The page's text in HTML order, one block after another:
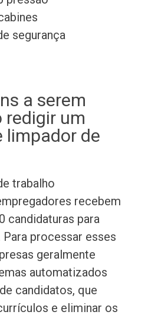
segurança
a serem
redigir um
limpador de
trabalho
recebem
candidaturas para
Para processar esses
geralmente
automatizados
candidatos, que
e eliminar os